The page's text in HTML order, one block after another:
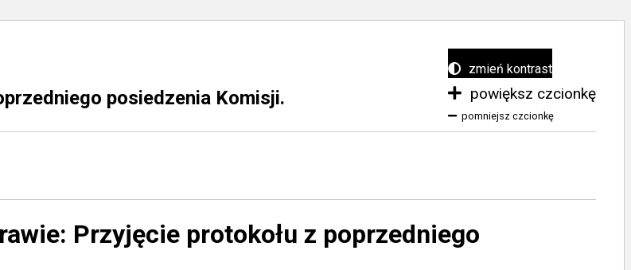
zmień kontrast
powiększ czcionkę
pomniejsz czcionkę
posiedzenia Komisji.
Przyjęcie protokołu z poprzedniego